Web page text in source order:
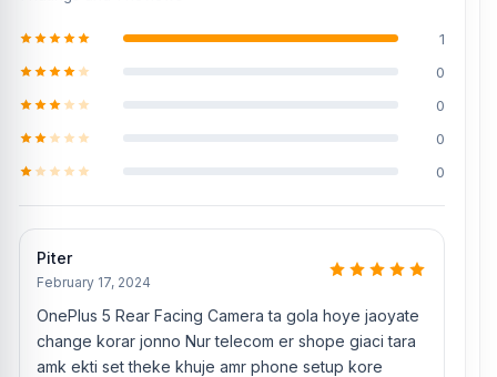
1
0
0
0
0
Piter
February 17, 2024
OnePlus 5 Rear Facing Camera ta gola hoye jaoyate
change korar jonno Nur telecom er shope giaci tara
amk ekti set theke khuje amr phone setup kore